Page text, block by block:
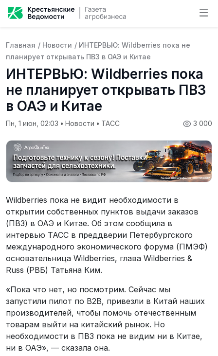
Главная / Новости / ИНТЕРВЬЮ: Wildberries пока не
планирует открывать ПВЗ в ОАЭ и Китае
ИНТЕРВЬЮ: Wildberries пока
не планирует открывать ПВЗ
в ОАЭ и Китае
3 000
Пн, 1 июн, 02:03 • Новости • ТАСС
Wildberries пока не видит необходимости в
открытии собственных пунктов выдачи заказов
(ПВЗ) в ОАЭ и Китае. Об этом сообщила в
интервью ТАСС в преддверии Петербургского
международного экономического форума (ПМЭФ)
основательница Wildberries, глава Wildberries &
Russ (РВБ) Татьяна Ким.
«Пока что нет, но посмотрим. Сейчас мы
запустили пилот по B2B, привезли в Китай наших
производителей, чтобы помочь отечественным
товарам выйти на китайский рынок. Но
необходимости в ПВЗ пока не видим ни в Китае,
ни в ОАЭ», — сказала она.